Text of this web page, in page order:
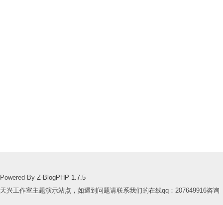
Powered By Z-BlogPHP 1.7.5
天兴工作室主题演示站点，如遇到问题请联系我们的在线qq：207649916咨询